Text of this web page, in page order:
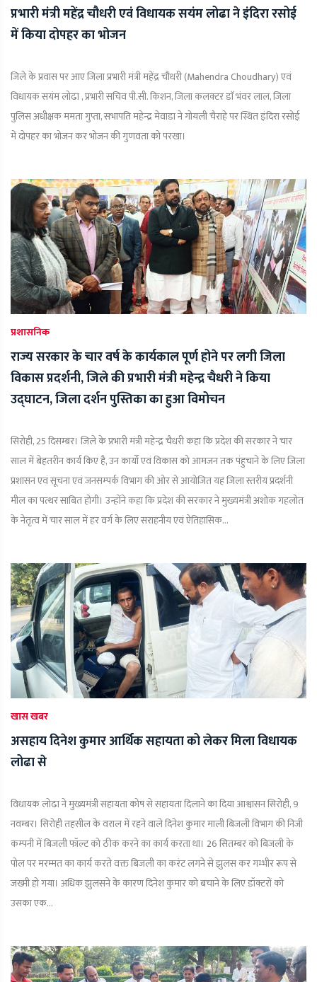
प्रभारी मंत्री महेंद्र चौधरी एवं विधायक सयंम लोढा ने इंदिरा रसोई
में किया दोपहर का भोजन
जिले के प्रवास पर आए जिला प्रभारी मंत्री महेंद्र चौधरी (Mahendra Choudhary) एवं
विधायक सयंम लोढा , प्रभारी सचिव पी.सी. किशन, जिला कलक्टर डाॅ भंवर लाल, जिला
पुलिस अधीक्षक ममता गुप्ता, सभापति महेन्द्र मेवाडा ने गोयली चैराहे पर स्थित इंदिरा रसोई
में दोपहर का भोजन कर भोजन की गुणवता को परखा।
प्रशासनिक
राज्य सरकार के चार वर्ष के कार्यकाल पूर्ण होने पर लगी जिला
विकास प्रदर्शनी, जिले की प्रभारी मंत्री महेन्द्र चैधरी ने किया
उद्घाटन, जिला दर्शन पुस्तिका का हुआ विमोचन
सिरोही, 25 दिसम्बर। जिले के प्रभारी मंत्री महेन्द्र चैधरी कहा कि प्रदेश की सरकार ने चार
साल में बेहतरीन कार्य किए है, उन कार्यो एवं विकास को आमजन तक पंहुचाने के लिए जिला
प्रशासन एवं सूचना एवं जनसम्पर्क विभाग की ओर से आयोजित यह जिला स्तरीय प्रदर्शनी
मील का पत्थर साबित होगी। उन्होंने कहा कि प्रदेश की सरकार ने मुख्यमंत्री अशोक गहलोत
के नेतृत्व में चार साल में हर वर्ग के लिए सराहनीय एवं ऐतिहासिक...
खास खबर
असहाय दिनेश कुमार आर्थिक सहायता को लेकर मिला विधायक
लोढा से
विधायक लोढा ने मुख्यमंत्री सहायता कोष से सहायता दिलाने का दिया आश्वासन सिरोही, 9
नवम्बर। सिरोही तहसील के वराल में रहने वाले दिनेश कुमार माली बिजली विभाग की निजी
कम्पनी में बिजली फॉल्ट को ठीक करने का कार्य करता था। 26 सितम्बर को बिजली के
पोल पर मरम्मत का कार्य करते वक्त बिजली का करंट लगने से झुलस कर गम्भीर रूप से
जख्मी हो गया। अधिक झुलसने के कारण दिनेश कुमार को बचाने के लिए डॉक्टरों को
उसका एक...